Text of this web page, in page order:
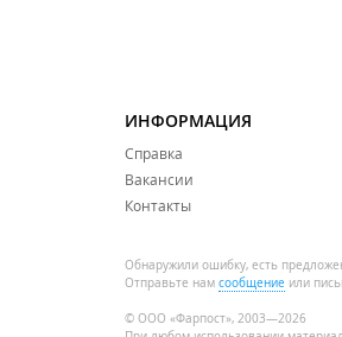
ИНФОРМАЦИЯ
Справка
Вакансии
Контакты
Обнаружили ошибку, есть
Отправьте нам сообщение или
© ООО «Фарпост», 2003—2026